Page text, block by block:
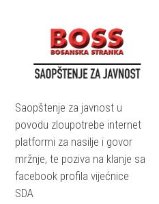
Saopštenje za javnost u
povodu zloupotrebe internet
platformi za nasilje i govor
mržnje, te poziva na klanje sa
facebook profila vijećnice
SDA